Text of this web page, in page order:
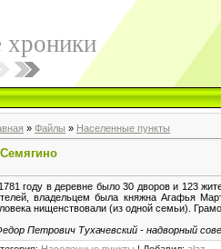
хроники
» Файлы » Населенные пункты
Семягино
году в деревне было 30 дворов и 123
владельцем была княжна Агафья
нищенствовали (из одной семьи).
Петрович Тухачевский - надворный